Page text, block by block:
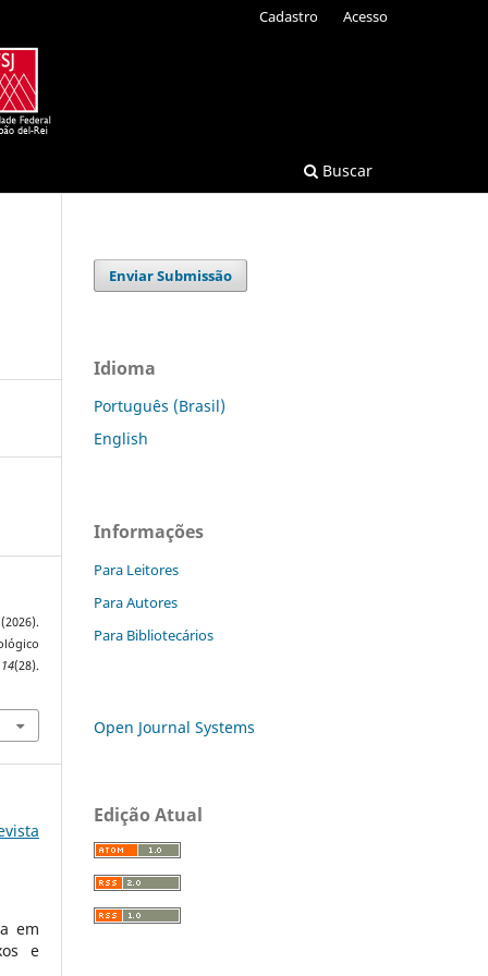
Buscar
Cadastro Acesso
14(28).
em
e
Enviar Submissão
Idioma
Português (Brasil)
English
Informações
Para Leitores
Para Autores
Para Bibliotecários
Open Journal Systems
Edição Atual